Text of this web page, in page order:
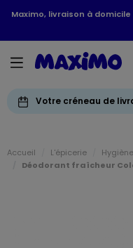
Maximo, livraison à
Votre créneau de
Accueil L'épicerie
Déodorant fraîcheur